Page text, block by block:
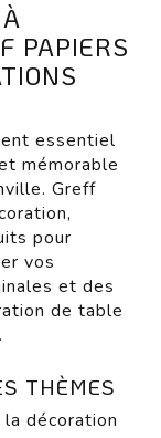
PAPIERS
essentiel
mémorable
Greff
pour
vos
et des
de table
THÈMES
décoration